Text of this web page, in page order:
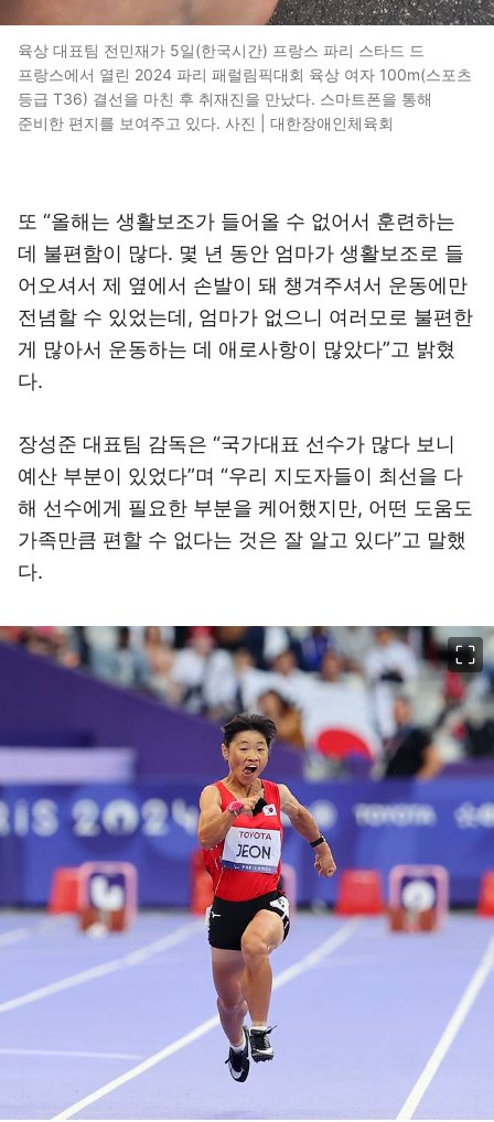
육상 대표팀 전민재가 5일(한국시간) 프랑스 파리 스타드 드
프랑스에서 열린 2024 파리 패럴림픽대회 육상 여자 100m(스포츠
등급 T36) 결선을 마친 후 취재진을 만났다. 스마트폰을 통해
준비한 편지를 보여주고 있다. 사진 | 대한장애인체육회
또 “올해는 생활보조가 들어올 수 없어서 훈련하는
데 불편함이 많다. 몇 년 동안 엄마가 생활보조로 들
어오셔서 제 옆에서 손발이 돼 챙겨주셔서 운동에만
전념할 수 있었는데, 엄마가 없으니 여러모로 불편한
게 많아서 운동하는 데 애로사항이 많았다”고 밝혔
다.
장성준 대표팀 감독은 “국가대표 선수가 많다 보니
예산 부분이 있었다”며 “우리 지도자들이 최선을 다
해 선수에게 필요한 부분을 케어했지만, 어떤 도움도
가족만큼 편할 수 없다는 것은 잘 알고 있다”고 말했
다.